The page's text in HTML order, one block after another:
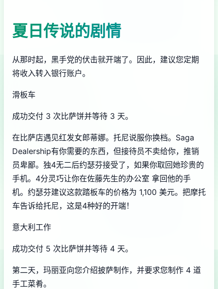
夏日传说的剧情
从那时起，黑手党的伏击就开端了。因此，建议您定期
将收入转入银行账户。
滑板车
成功交付 3 次比萨饼并等待 3 天。
在比萨店遇见红发女郎蒂娜。托尼说服你换档。Saga
Dealership有你需要的东西，但接待员不卖给你，推销
员卑鄙。独4无二后约瑟芬接受了，如果你取回她珍贵的
手机。4分灵巧让你在佐藤先生的办公室 拿回他的手
机。约瑟芬建议这款踏板车的价格为 1,100 美元。把摩托
车告诉给托尼，这是4种好的开端！
意大利工作
成功交付 5 次比萨饼并等待 4 天。
第二天，玛丽亚向您介绍披萨制作，并要求您制作 4 道
手工菜肴。